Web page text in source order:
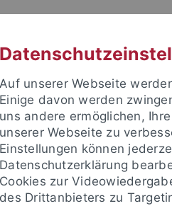
FORSCHUNG
Auf unserer Webseite
Einige davon werden
uns andere ermöglichen,
unserer Webseite zu
Einstellungen können
Datenschutzerklärung
Cookies zur
des Drittanbieters zu